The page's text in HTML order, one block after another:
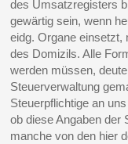
des Umsatzregisters
gewärtig sein, wenn
eidg. Organe einsetzt,
des Domizils. Alle
werden müssen,
Steuerverwaltung
Steuerpflichtige an
ob diese Angaben
manche von den hier